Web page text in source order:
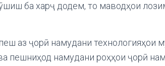
ба харҷ додем, то маводҳои
аз ҷорӣ намудани технологияҳои
пешниҳод намудани роҳҳои ҷорӣ